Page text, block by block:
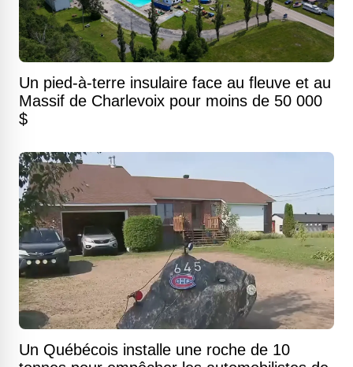
Un pied-à-terre insulaire face au fleuve et au
Massif de Charlevoix pour moins de 50 000
$
Un Québécois installe une roche de 10